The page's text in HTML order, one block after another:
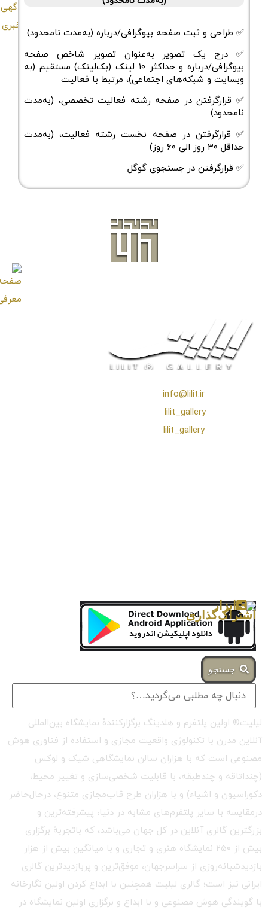
✅ طراحی و ثبت صفحه بیوگرافی/درباره (به‌مدت نامحدود)
✅ درج یک تصویر به‌عنوان تصویر شاخص صفحه
بیوگرافی/درباره و حداکثر ۱۰ لینک (بک‌لینک) مستقیم (به
وبسایت و شبکه‌های اجتماعی)، مرتبط با فعالیت
✅ قرارگرفتن در صفحه رشته فعالیت تخصصی، (به‌مدت
نامحدود)
✅ قرارگرفتن در صفحه نخست رشته فعالیت، (به‌مدت
حداقل ۳۰ روز الی ۶۰ روز)
✅ قرارگرفتن در جستجوی گوگل
info@lilit.ir
lilit_gallery
lilit_gallery
جستجو
لیلیت® اولین پلتفرم و هلدینگ برگزارکنندهٔ نمایشگاه بین‌المللی
آنلاین مدرن با تکنولوژی واقعیت مجازی و استفاده از فناوری هوش
مصنوعی است که با هزاران سالن نمایشگاهی شیک و لوکس
(چنداتاقه و چندطبقه، با قابلیت شخصی‌سازی و تغییر محیط،
دکوراسیون و اشیاء) و با هزاران طرح قاب‌مجازی متنوع، درحال‌حاضر
درمقایسه با سایر پلتفرم‌های مشابه در دنیا، پیشرفته‌ترین و
بزرگترین گالری آنلاین در کل جهان می‌باشد، که باتجربهٔ برگزاری
بیش از ۲۵۰ نمایشگاه هنری و تجاری و با میانگین بیش از هزار
بازدیدشبانه‌روزی از سراسرجهان، موفق‌ترین و پربازدیدترین گالری
ایرانی نیز است؛ گالری لیلیت همچنین با ابداع کردن اولین نگارخانه
با گویندگی هوش مصنوعی و با ابداع و برگزاری اولین نمایشگاه در